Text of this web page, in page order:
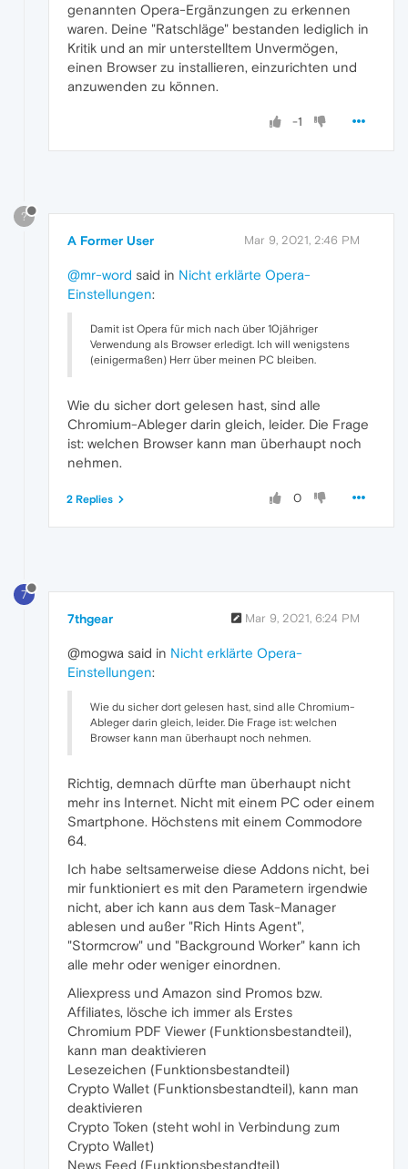
genannten Opera-Ergänzungen zu erkennen
waren. Deine "Ratschläge" bestanden lediglich in
Kritik und an mir unterstelltem Unvermögen,
einen Browser zu installieren, einzurichten und
anzuwenden zu können.
-1
?
A Former User Mar 9, 2021, 2:46 PM
@mr-word said in Nicht erklärte Opera-
Einstellungen:
Damit ist Opera für mich nach über 10jähriger
Verwendung als Browser erledigt. Ich will wenigstens
(einigermaßen) Herr über meinen PC bleiben.
Wie du sicher dort gelesen hast, sind alle
Chromium-Ableger darin gleich, leider. Die Frage
ist: welchen Browser kann man überhaupt noch
nehmen.
0
2 Replies
7
7thgear Mar 9, 2021, 6:24 PM
@mogwa said in Nicht erklärte Opera-
Einstellungen:
Wie du sicher dort gelesen hast, sind alle Chromium-
Ableger darin gleich, leider. Die Frage ist: welchen
Browser kann man überhaupt noch nehmen.
Richtig, demnach dürfte man überhaupt nicht
mehr ins Internet. Nicht mit einem PC oder einem
Smartphone. Höchstens mit einem Commodore
64.
Ich habe seltsamerweise diese Addons nicht, bei
mir funktioniert es mit den Parametern irgendwie
nicht, aber ich kann aus dem Task-Manager
ablesen und außer "Rich Hints Agent",
"Stormcrow" und "Background Worker" kann ich
alle mehr oder weniger einordnen.
Aliexpress und Amazon sind Promos bzw.
Affiliates, lösche ich immer als Erstes
Chromium PDF Viewer (Funktionsbestandteil),
kann man deaktivieren
Lesezeichen (Funktionsbestandteil)
Crypto Wallet (Funktionsbestandteil), kann man
deaktivieren
Crypto Token (steht wohl in Verbindung zum
Crypto Wallet)
News Feed (Funktionsbestandteil)